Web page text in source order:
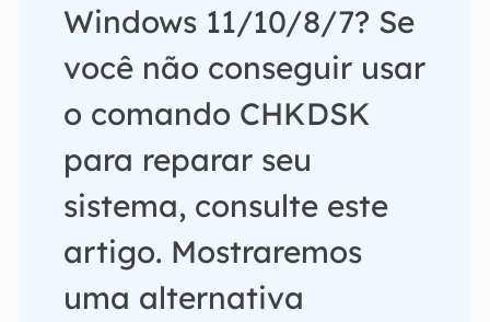
Windows 11/10/8/7? Se
você não conseguir usar
o comando CHKDSK
para reparar seu
sistema, consulte este
artigo. Mostraremos
uma alternativa